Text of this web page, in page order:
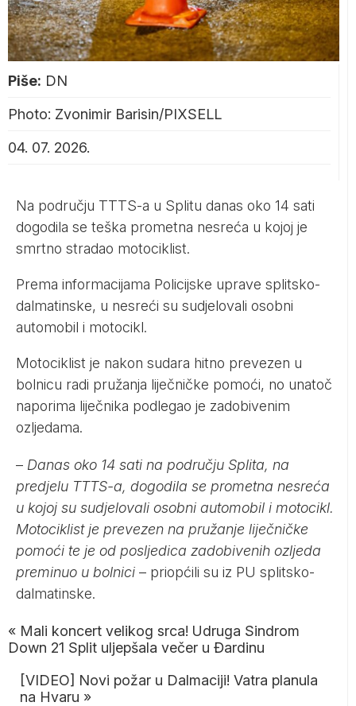
Piše: DN
Photo: Zvonimir Barisin/PIXSELL
04. 07. 2026.
Na području TTTS-a u Splitu danas oko 14 sati
dogodila se teška prometna nesreća u kojoj je
smrtno stradao motociklist.
Prema informacijama Policijske uprave splitsko-
dalmatinske, u nesreći su sudjelovali osobni
automobil i motocikl.
Motociklist je nakon sudara hitno prevezen u
bolnicu radi pružanja liječničke pomoći, no unatoč
naporima liječnika podlegao je zadobivenim
ozljedama.
– Danas oko 14 sati na području Splita, na
predjelu TTTS-a, dogodila se prometna nesreća
u kojoj su sudjelovali osobni automobil i motocikl.
Motociklist je prevezen na pružanje liječničke
pomoći te je od posljedica zadobivenih ozljeda
preminuo u bolnici – priopćili su iz PU splitsko-
dalmatinske.
« Mali koncert velikog srca! Udruga Sindrom
Down 21 Split uljepšala večer u Đardinu
[VIDEO] Novi požar u Dalmaciji! Vatra planula
na Hvaru »